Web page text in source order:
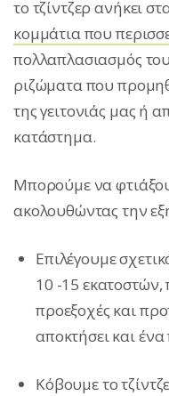
το τζίντζερ ανήκει
κομμάτια που
πολλαπλασιασμός
ριζώματα που
της γειτονιάς μας ή
κατάστημα.
Μπορούμε να
ακολουθώντας την
Επιλέγουμε
10 -15 εκατοστών,
προεξoχές και
αποκτήσει και
Κόβουμε το